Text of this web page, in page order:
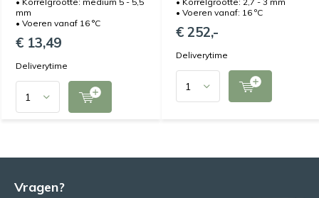
mm
• Voeren vanaf 16 °C
€ 13,49
Deliverytime
• Voeren vanaf: 16 ºC
€ 252,-
Deliverytime
Vragen?